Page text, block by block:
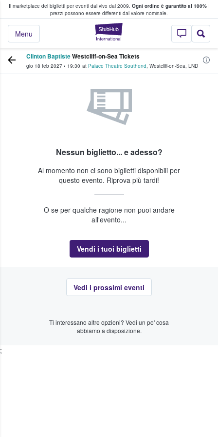
Il marketplace dei biglietti per eventi dal vivo dal 2009. Ogni ordine è garantito al 100%I
prezzi possono essere differenti dal valore nominale.
StubHub - Dove
Menu
fan comprano e vendono biglietti
Clinton BaptisteWestcliff-on-Sea Tickets
gio 18 feb 2027 • 19:30 at Palace Theatre Southend, Westcliff-on-Sea, LND
Nessun biglietto... e adesso?
Al momento non ci sono biglietti disponibili per
questo evento. Riprova più tardi!
O se per qualche ragione non puoi andare
all'evento...
Vendi i tuoi biglietti
Vedi i prossimi eventi
Ti interessano altre opzioni? Vedi un po' cosa
abbiamo a disposizione.
;